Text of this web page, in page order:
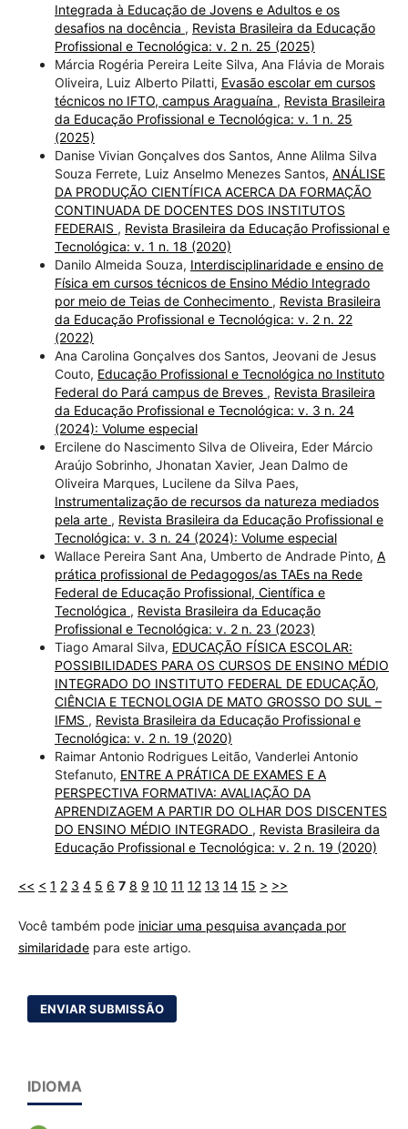
Integrada à Educação de Jovens e Adultos e os
desafios na docência , Revista Brasileira da Educação
Profissional e Tecnológica: v. 2 n. 25 (2025)
Márcia Rogéria Pereira Leite Silva, Ana Flávia de Morais
Oliveira, Luiz Alberto Pilatti, Evasão escolar em cursos
técnicos no IFTO, campus Araguaína , Revista Brasileira
da Educação Profissional e Tecnológica: v. 1 n. 25
(2025)
Danise Vivian Gonçalves dos Santos, Anne Alilma Silva
Souza Ferrete, Luiz Anselmo Menezes Santos, ANÁLISE
DA PRODUÇÃO CIENTÍFICA ACERCA DA FORMAÇÃO
CONTINUADA DE DOCENTES DOS INSTITUTOS
FEDERAIS , Revista Brasileira da Educação Profissional e
Tecnológica: v. 1 n. 18 (2020)
Danilo Almeida Souza, Interdisciplinaridade e ensino de
Física em cursos técnicos de Ensino Médio Integrado
por meio de Teias de Conhecimento , Revista Brasileira
da Educação Profissional e Tecnológica: v. 2 n. 22
(2022)
Ana Carolina Gonçalves dos Santos, Jeovani de Jesus
Couto, Educação Profissional e Tecnológica no Instituto
Federal do Pará campus de Breves , Revista Brasileira
da Educação Profissional e Tecnológica: v. 3 n. 24
(2024): Volume especial
Ercilene do Nascimento Silva de Oliveira, Eder Márcio
Araújo Sobrinho, Jhonatan Xavier, Jean Dalmo de
Oliveira Marques, Lucilene da Silva Paes,
Instrumentalização de recursos da natureza mediados
pela arte , Revista Brasileira da Educação Profissional e
Tecnológica: v. 3 n. 24 (2024): Volume especial
Wallace Pereira Sant Ana, Umberto de Andrade Pinto, A
prática profissional de Pedagogos/as TAEs na Rede
Federal de Educação Profissional, Científica e
Tecnológica , Revista Brasileira da Educação
Profissional e Tecnológica: v. 2 n. 23 (2023)
Tiago Amaral Silva, EDUCAÇÃO FÍSICA ESCOLAR:
POSSIBILIDADES PARA OS CURSOS DE ENSINO MÉDIO
INTEGRADO DO INSTITUTO FEDERAL DE EDUCAÇÃO,
CIÊNCIA E TECNOLOGIA DE MATO GROSSO DO SUL –
IFMS , Revista Brasileira da Educação Profissional e
Tecnológica: v. 2 n. 19 (2020)
Raimar Antonio Rodrigues Leitão, Vanderlei Antonio
Stefanuto, ENTRE A PRÁTICA DE EXAMES E A
PERSPECTIVA FORMATIVA: AVALIAÇÃO DA
APRENDIZAGEM A PARTIR DO OLHAR DOS DISCENTES
DO ENSINO MÉDIO INTEGRADO , Revista Brasileira da
Educação Profissional e Tecnológica: v. 2 n. 19 (2020)
<< < 1 2 3 4 5 6 7 8 9 10 11 12 13 14 15 > >>
Você também pode iniciar uma pesquisa avançada por
similaridadepara este artigo.
ENVIAR SUBMISSÃO
IDIOMA